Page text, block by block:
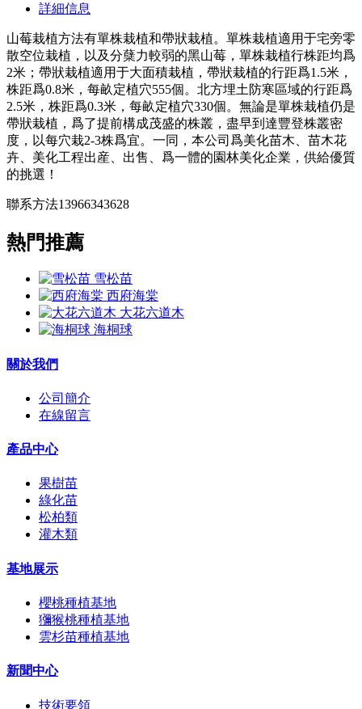
詳細信息
山莓栽植方法有單株栽植和帶狀栽植。單株栽植適用于宅旁零
散空位栽植，以及分蘖力較弱的黑山莓，單株栽植行株距均爲
2米；帶狀栽植適用于大面積栽植，帶狀栽植的行距爲1.5米，
株距爲0.8米，每畝定植穴555個。北方埋土防寒區域的行距爲
2.5米，株距爲0.3米，每畝定植穴330個。無論是單株栽植仍是
帶狀栽植，爲了提前構成茂盛的株叢，盡早到達豐登株叢密
度，以每穴栽2-3株爲宜。一同，本公司爲美化苗木、苗木花
卉、美化工程出産、出售、爲一體的園林美化企業，供給優質
的挑選！
聯系方法13966343628
熱門推薦
雪松苗
西府海棠
大花六道木
海桐球
關於我們
公司簡介
在線留言
產品中心
果樹苗
綠化苗
松柏類
灌木類
基地展示
櫻桃種植基地
獼猴桃種植基地
雲杉苗種植基地
新聞中心
技術要領